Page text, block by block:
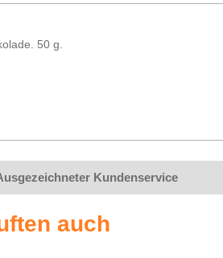
50 g.
Kundenservice
auch